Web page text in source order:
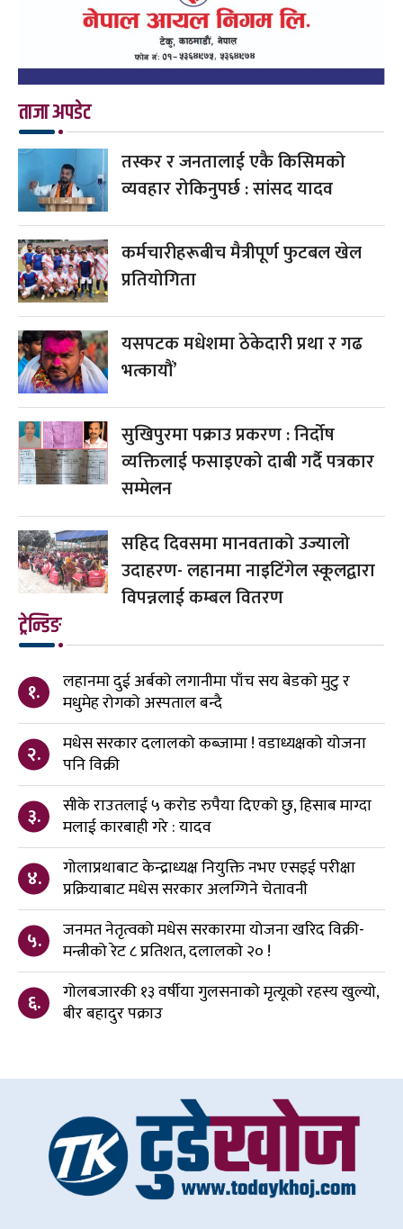
ताजा अपडेट
तस्कर र जनतालाई एकै किसिमको
व्यवहार रोकिनुपर्छ : सांसद यादव
कर्मचारीहरूबीच मैत्रीपूर्ण फुटबल खेल
प्रतियोगिता
यसपटक मधेशमा ठेकेदारी प्रथा र गढ
भत्कायौं’
सुखिपुरमा पक्राउ प्रकरण : निर्दोष
व्यक्तिलाई फसाइएको दाबी गर्दै पत्रकार
सम्मेलन
सहिद दिवसमा मानवताको उज्यालो
उदाहरण- लहानमा नाइटिंगेल स्कूलद्वारा
विपन्नलाई कम्बल वितरण
ट्रेन्डिङ
१.
लहानमा दुई अर्बको लगानीमा पाँच सय बेडको मुटु र
मधुमेह रोगको अस्पताल बन्दै
२.
मधेस सरकार दलालको कब्जामा ! वडाध्यक्षको योजना
पनि विक्री
३.
सीके राउतलाई ५ करोड रुपैया दिएको छु, हिसाब माग्दा
मलाई कारबाही गरे : यादव
४.
गोलाप्रथाबाट केन्द्राध्यक्ष नियुक्ति नभए एसइई परीक्षा
प्रक्रियाबाट मधेस सरकार अलग्गिने चेतावनी
५.
जनमत नेतृत्वको मधेस सरकारमा योजना खरिद विक्री-
मन्त्रीको रेट ८ प्रतिशत, दलालको २० !
६.
गोलबजारकी १३ वर्षीया गुलसनाको मृत्यूको रहस्य खुल्यो,
बीर बहादुर पक्राउ